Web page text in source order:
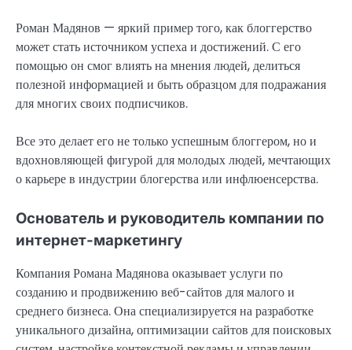
Роман Мадянов — яркий пример того, как блоггерство
может стать источником успеха и достижений. С его
помощью он смог влиять на мнения людей, делиться
полезной информацией и быть образцом для подражания
для многих своих подписчиков.
Все это делает его не только успешным блоггером, но и
вдохновляющей фигурой для молодых людей, мечтающих
о карьере в индустрии блогерства или инфлюенсерства.
Основатель и руководитель компании по
интернет-маркетингу
Компания Романа Мадянова оказывает услуги по
созданию и продвижению веб-сайтов для малого и
среднего бизнеса. Она специализируется на разработке
уникального дизайна, оптимизации сайтов для поисковых